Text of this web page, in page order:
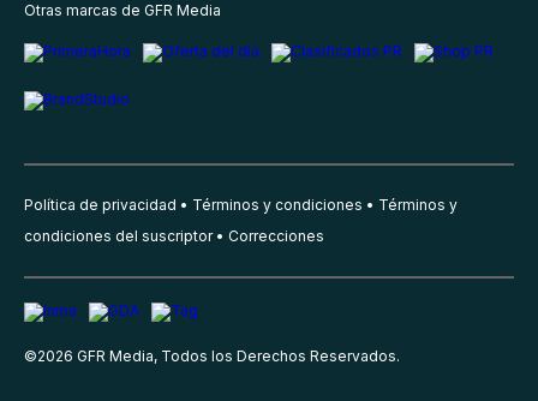
Otras marcas de GFR Media
Política de privacidad Términos y condiciones
Términos y
condiciones del suscriptor
Correcciones
©2026 GFR Media, Todos los Derechos Reservados.